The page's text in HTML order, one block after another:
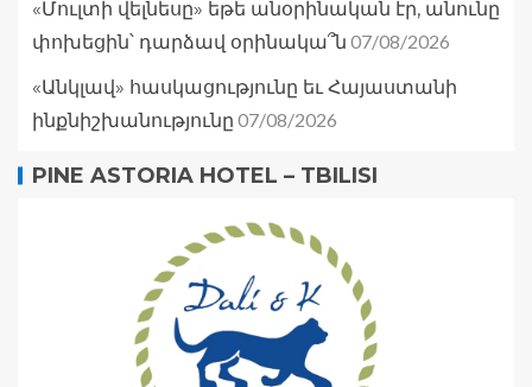
«Մուլտի վելնեսը» եթե անօրինական էր, անունը
փոխեցին՝ դարձավ օրինակա՞ն 07/08/2026
«Անկլավ» հասկացությունը եւ Հայաստանի
ինքնիշխանությունը 07/08/2026
PINE ASTORIA HOTEL – TBILISI